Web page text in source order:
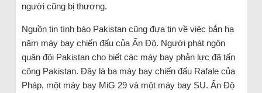
người cũng bị thương.
Nguồn tin tình báo Pakistan cũng đưa tin về việc bắn hạ
năm máy bay chiến đấu của Ấn Độ. Người phát ngôn
quân đội Pakistan cho biết các máy bay phản lực đã tấn
công Pakistan. Đây là ba máy bay chiến đấu Rafale của
Pháp, một máy bay MiG 29 và một máy bay SU. Ấn Độ